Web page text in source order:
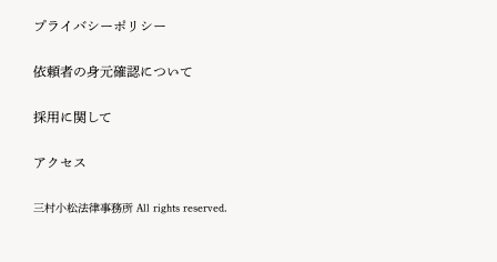
プライバシーポリシー
依頼者の身元確認について
採用に関して
アクセス
三村小松法律事務所 All rights reserved.